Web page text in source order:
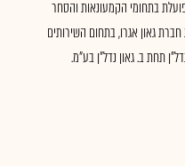
בתחומי הקמעונאות והסחר
גאון אגרו, בתחום השירותים
תחת ב. גאון נדל"ן בע"מ.